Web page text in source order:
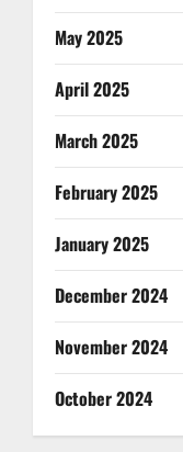
May 2025
April 2025
March 2025
February 2025
January 2025
December 2024
November 2024
October 2024